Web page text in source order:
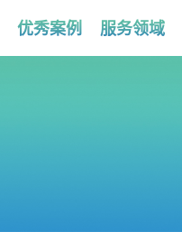
优秀案例 服务领域